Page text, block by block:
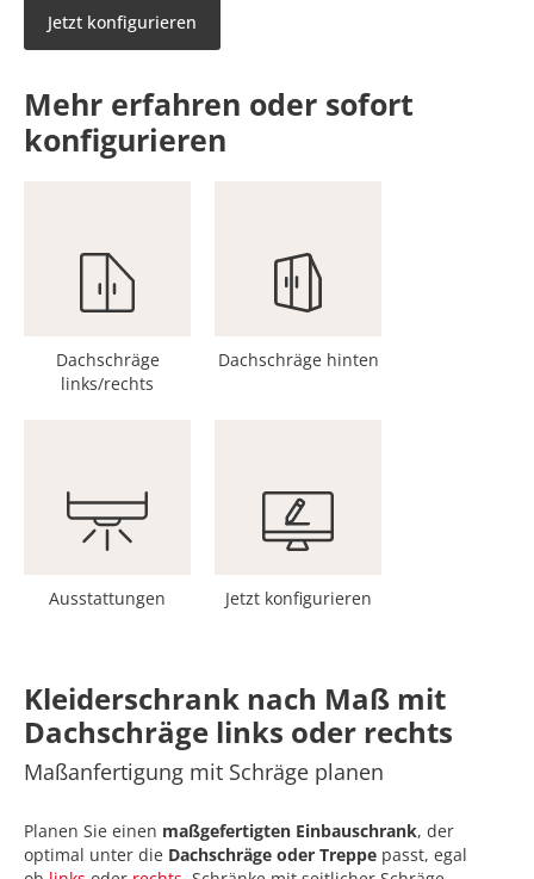
Jetzt konfigurieren
Mehr erfahren oder sofort
konfigurieren
Dachschräge
links/rechts
Dachschräge hinten
Ausstattungen Jetzt konfigurieren
Kleiderschrank nach Maß mit
Dachschräge links oder rechts
Maßanfertigung mit Schräge planen
Planen Sie einen maßgefertigten Einbauschrank, der
optimal unter die Dachschräge oder Treppe passt, egal